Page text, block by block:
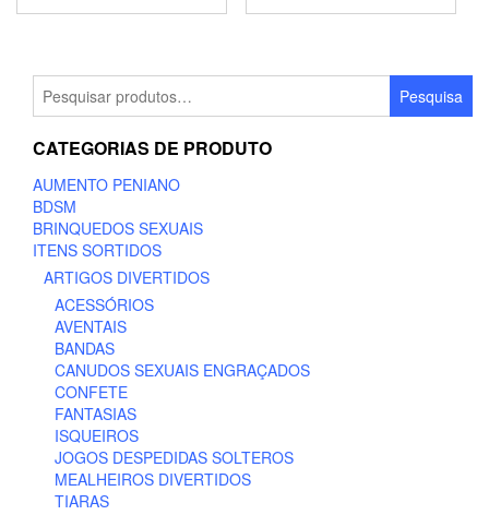
por:
Pesquisa
CATEGORIAS DE PRODUTO
AUMENTO PENIANO
BDSM
BRINQUEDOS SEXUAIS
ITENS SORTIDOS
ARTIGOS DIVERTIDOS
ACESSÓRIOS
AVENTAIS
BANDAS
CANUDOS SEXUAIS ENGRAÇADOS
CONFETE
FANTASIAS
ISQUEIROS
JOGOS DESPEDIDAS SOLTEROS
MEALHEIROS DIVERTIDOS
TIARAS